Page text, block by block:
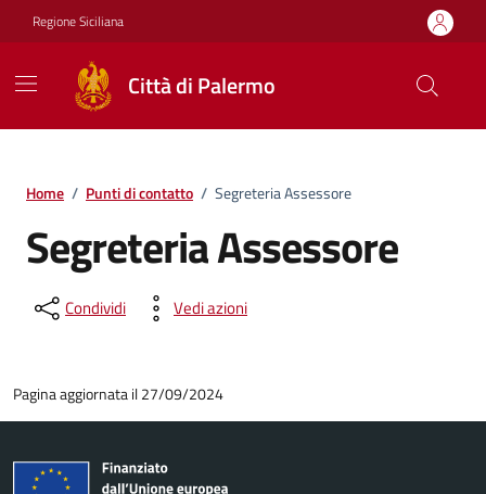
Vai ai contenuti
Vai al footer
Regione Siciliana
Città di Palermo
Home / Punti di contatto / Segreteria Assessore
Segreteria Assessore
Condividi Vedi azioni
Pagina aggiornata il 27/09/2024